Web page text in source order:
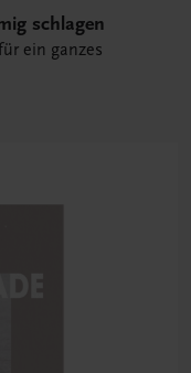
schlagen
ein ganzes